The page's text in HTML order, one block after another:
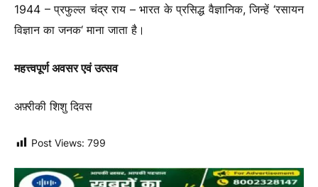
1944 – प्रफुल्ल चंद्र राय – भारत के प्रसिद्ध वैज्ञानिक, जिन्हें ‘रसायन
विज्ञान का जनक‘ माना जाता है।
महत्त्वपूर्ण अवसर एवं उत्सव
अफ़्रीकी शिशु दिवस
Post Views: 799